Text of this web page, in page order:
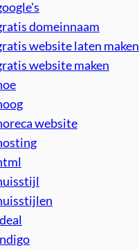
domeinnaam
website laten maken
website maken
website